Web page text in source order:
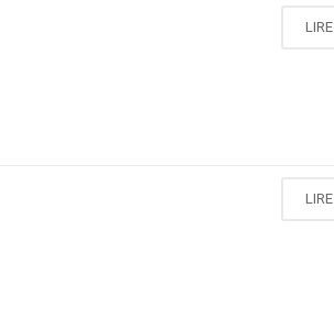
LIRE
LIRE